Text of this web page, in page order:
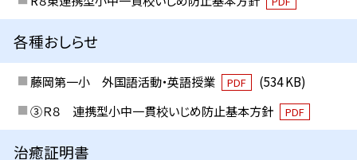
各種おしらせ
藤岡第一小 外国語活動・英語授業 PDF
(534 KB)
③Ｒ８ 連携型小中一貫校いじめ防止基本方針
PDF
治癒証明書